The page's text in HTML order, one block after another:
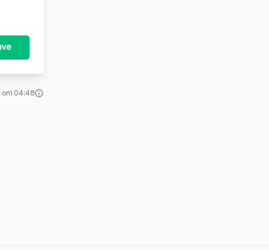
04:48info